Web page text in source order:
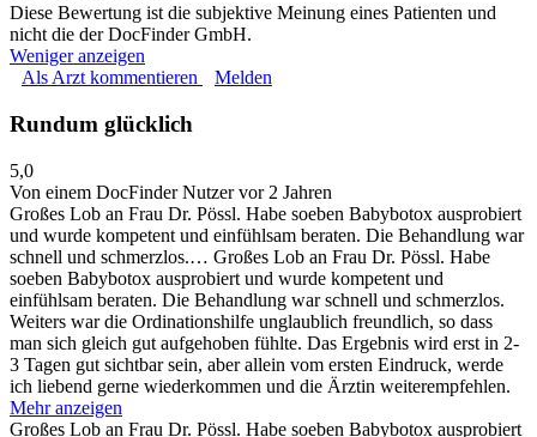
Diese Bewertung ist die subjektive Meinung eines Patienten und
nicht die der DocFinder GmbH.
Weniger anzeigen
Als Arzt kommentieren
Melden
Rundum glücklich
5,0
Von einem DocFinder Nutzervor 2 Jahren
Großes Lob an Frau Dr. Pössl. Habe soeben Babybotox ausprobiert
und wurde kompetent und einfühlsam beraten. Die Behandlung war
schnell und schmerzlos.… Großes Lob an Frau Dr. Pössl. Habe
soeben Babybotox ausprobiert und wurde kompetent und
einfühlsam beraten. Die Behandlung war schnell und schmerzlos.
Weiters war die Ordinationshilfe unglaublich freundlich, so dass
man sich gleich gut aufgehoben fühlte. Das Ergebnis wird erst in 2-
3 Tagen gut sichtbar sein, aber allein vom ersten Eindruck, werde
ich liebend gerne wiederkommen und die Ärztin weiterempfehlen.
Mehr anzeigen
Großes Lob an Frau Dr. Pössl. Habe soeben Babybotox ausprobiert